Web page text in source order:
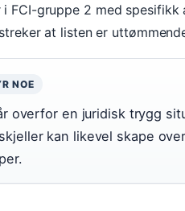
FCI-gruppe 2 med
at listen er
NOE
overfor en juridisk trygg
kan likevel skape